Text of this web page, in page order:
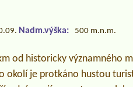
Nadm.výška: 500 m.n.m.
od historicky významného
okolí je protkáno hustou